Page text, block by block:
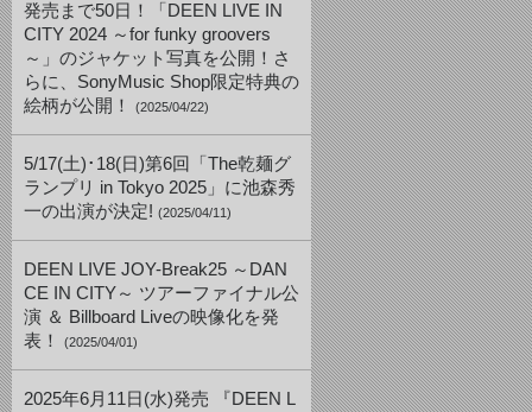
発売まで50日！「DEEN LIVE IN
CITY 2024 ～for funky groovers
～」のジャケット写真を公開！さ
らに、SonyMusic Shop限定特典の
絵柄が公開！
(2025/04/22)
5/17(土)･18(日)第6回「The乾麺グ
ランプリ in Tokyo 2025」に池森秀
一の出演が決定! (2025/04/11)
DEEN LIVE JOY-Break25 ～DAN
CE IN CITY～ ツアーファイナル公
演 ＆ Billboard Liveの映像化を発
表！
(2025/04/01)
2025年6月11日(水)発売 『DEEN L